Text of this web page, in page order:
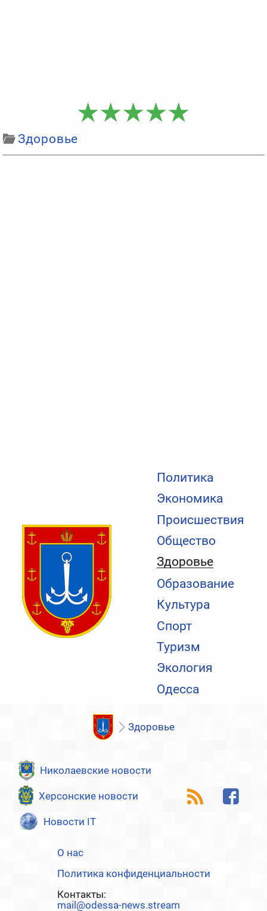
Политика
Экономика
Происшествия
Общество
Здоровье
Образование
Культура
Спорт
Туризм
Экология
Одесса
Здоровье
Здоровье
Николаевские новости
Херсонские новости
Новости IT
О нас
Политика конфиденциальности
Контакты:
mail@odessa-news.stream